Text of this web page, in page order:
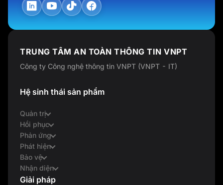
TRUNG TÂM AN TOÀN THÔNG TIN VNPT
Công ty Công nghệ thông tin VNPT (VNPT - IT)
Hệ sinh thái sản phẩm
Quản trị
Hồi phục
Phản ứng
Phát hiện
Bảo vệ
Nhận diện
Giải pháp